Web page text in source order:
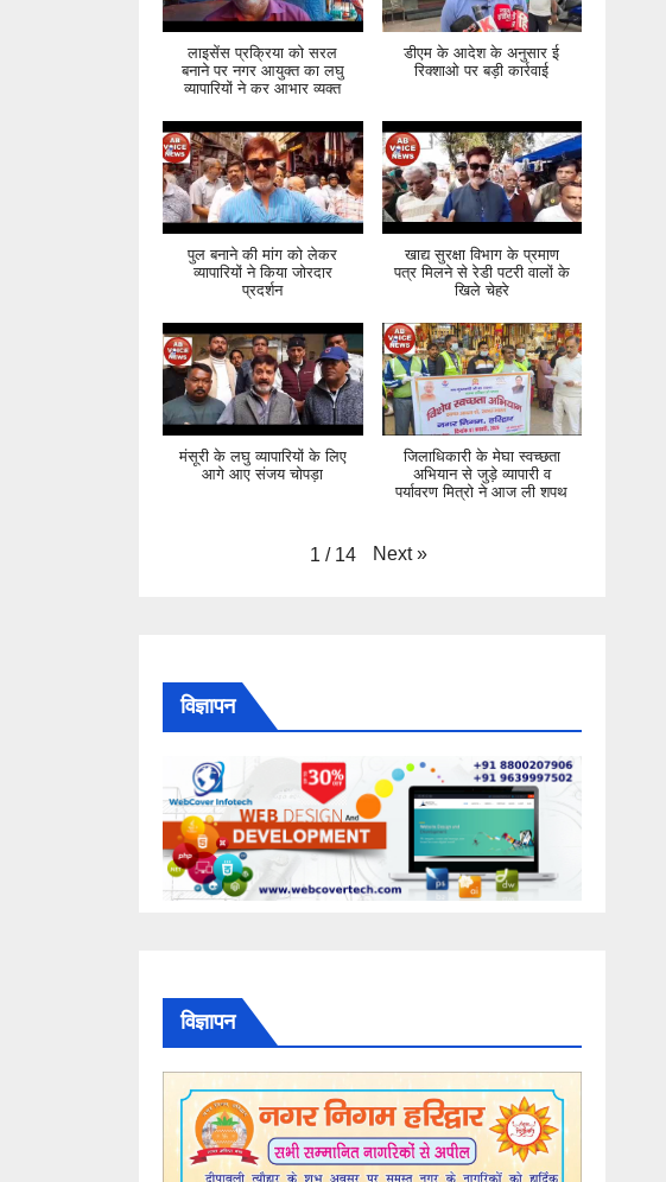
लाइसेंस प्रक्रिया को सरल
बनाने पर नगर आयुक्त का लघु
व्यापारियों ने कर आभार व्यक्त
डीएम के आदेश के अनुसार ई
रिक्शाओ पर बड़ी कार्रवाई
पुल बनाने की मांग को लेकर
व्यापारियों ने किया जोरदार
प्रदर्शन
खाद्य सुरक्षा विभाग के प्रमाण
पत्र मिलने से रेडी पटरी वालों के
खिले चेहरे
मंसूरी के लघु व्यापारियों के लिए
आगे आए संजय चोपड़ा
जिलाधिकारी के मेघा स्वच्छता
अभियान से जुड़े व्यापारी व
पर्यावरण मित्रो ने आज ली शपथ
1 / 14 Next »
विज्ञापन
विज्ञापन